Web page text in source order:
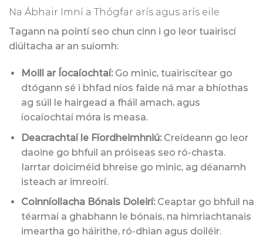
Na Ábhair Imní a Thógfar arís agus arís eile
Tagann na pointí seo chun cinn i go leor tuairiscí
diúltacha ar an suíomh:
Moill ar Íocaíochtaí:Go minic, tuairiscítear go
dtógann sé i bhfad níos faide ná mar a bhíothas
ag súil le hairgead a fháil amach, agus
íocaíochtaí móra is measa.
Deacrachtaí le Fíordheimhniú:Creideann go leor
daoine go bhfuil an próiseas seo ró-chasta.
Iarrtar doiciméid bhreise go minic, ag déanamh
isteach ar imreoirí.
Coinníollacha Bónais Doleirí:Ceaptar go bhfuil na
téarmaí a ghabhann le bónais, na himriachtanais
imeartha go háirithe, ró-dhian agus doiléir.